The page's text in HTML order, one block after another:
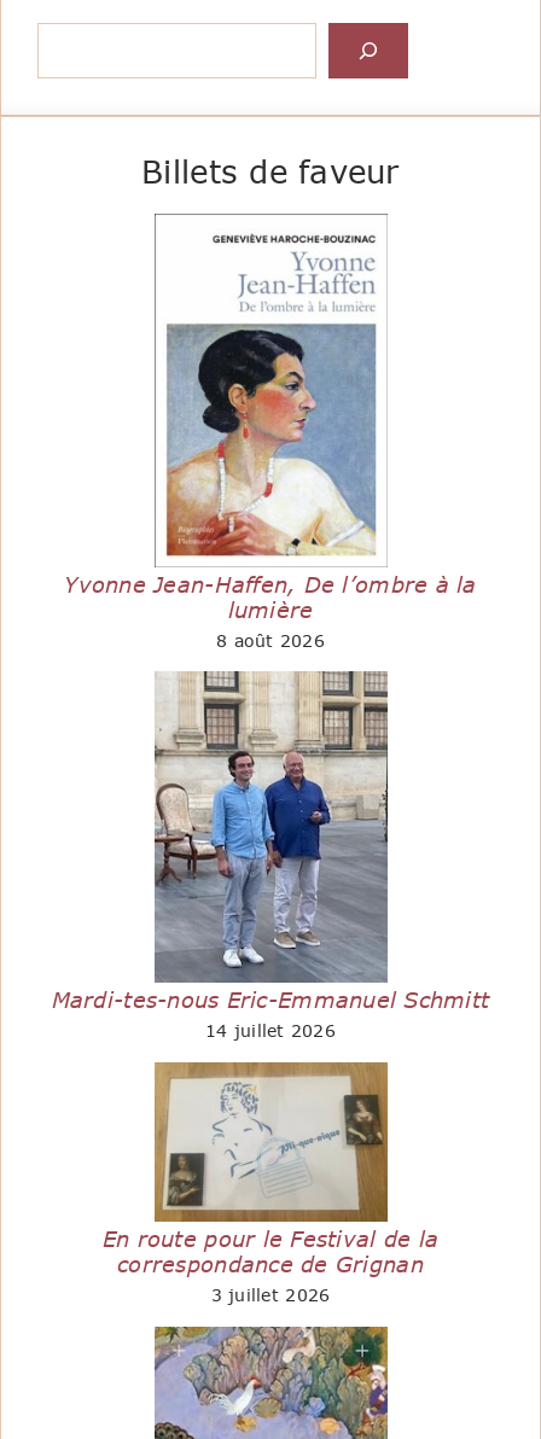
Billets de faveur
Yvonne Jean-Haffen, De l’ombre à la
lumière
8 août 2026
Mardi-tes-nous Eric-Emmanuel Schmitt
14 juillet 2026
En route pour le Festival de la
correspondance de Grignan
3 juillet 2026